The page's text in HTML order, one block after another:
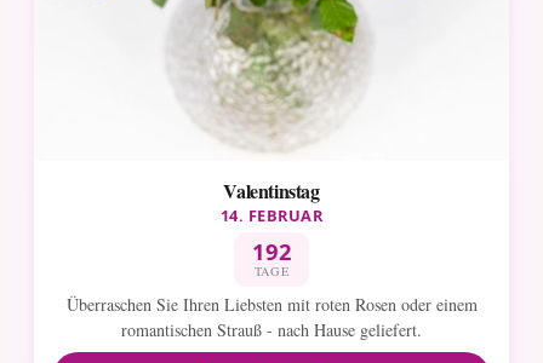
Valentinstag
14. FEBRUAR
192
TAGE
Überraschen Sie Ihren Liebsten mit roten Rosen oder einem
romantischen Strauß - nach Hause geliefert.